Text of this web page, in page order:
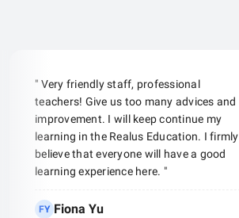
" Very friendly staff, professional
teachers! Give us too many advices and
improvement. I will keep continue my
learning in the Realus Education. I firmly
believe that everyone will have a good
learning experience here. "
FY Fiona Yu